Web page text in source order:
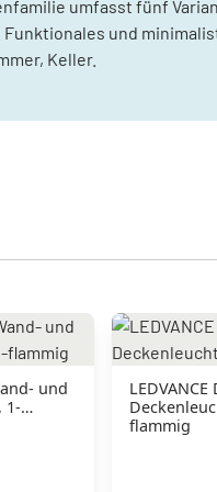
umfasst fünf
und
Keller.
und
1-
flammig